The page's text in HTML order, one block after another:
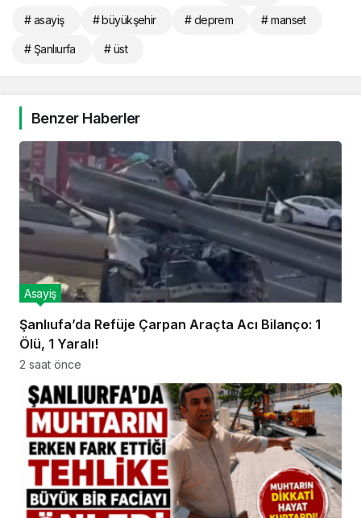
# asayiş # büyükşehir # deprem # manset
# Şanlıurfa # üst
Benzer Haberler
Şanlıufa’da Refüje Çarpan Araçta Acı Bilanço: 1
Ölü, 1 Yaralı!
Asayiş
2 saat önce